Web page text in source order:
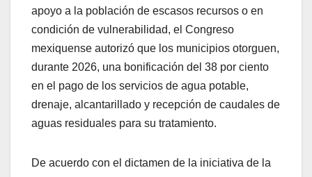
apoyo a la población de escasos recursos o en
condición de vulnerabilidad, el Congreso
mexiquense autorizó que los municipios otorguen,
durante 2026, una bonificación del 38 por ciento
en el pago de los servicios de agua potable,
drenaje, alcantarillado y recepción de caudales de
aguas residuales para su tratamiento.
De acuerdo con el dictamen de la iniciativa de la